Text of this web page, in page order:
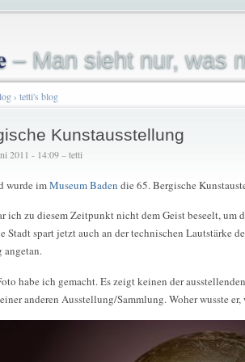
– Man sieht nur, was
› tetti's blog
Kunstausstellung
2011 - 14:09 – tetti
wurde imMuseum Baden die 65. Bergische
ich zu diesem Zeitpunkt nicht dem Geist beseelt, um
Stadt spart jetzt auch an der technischen Lautstärke
angetan.
habe ich gemacht. Es zeigt keinen der
anderen Ausstellung/Sammlung. Woher wusste